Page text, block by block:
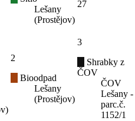
Lešany
(Prostějov)
27
2
Bioodpad
Lešany
(Prostějov)
3
Shrabky z
ČOV
ČOV
Lešany -
parc.č.
1152/1